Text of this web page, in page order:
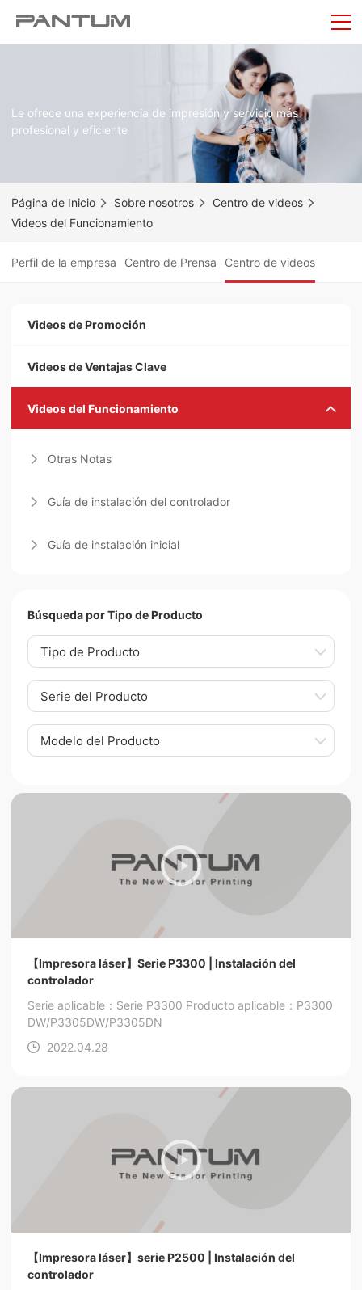
Le ofrece una experiencia de impresión y servicio más
profesional y eficiente
Página de Inicio Sobre nosotros
Centro de videos
Videos del Funcionamiento
Perfil de la empresa Centro de Prensa Centro de videos
Videos de Promoción
Videos de Ventajas Clave
Videos del Funcionamiento
Otras Notas
Guía de instalación del controlador
Guía de instalación inicial
Búsqueda por Tipo de Producto
Tipo de Producto
Serie del Producto
Modelo del Producto
【Impresora láser】Serie P3300 | Instalación del
controlador
Serie aplicable：Serie P3300 Producto aplicable：P3300
DW/P3305DW/P3305DN
2022.04.28
【Impresora láser】serie P2500 | Instalación del
controlador